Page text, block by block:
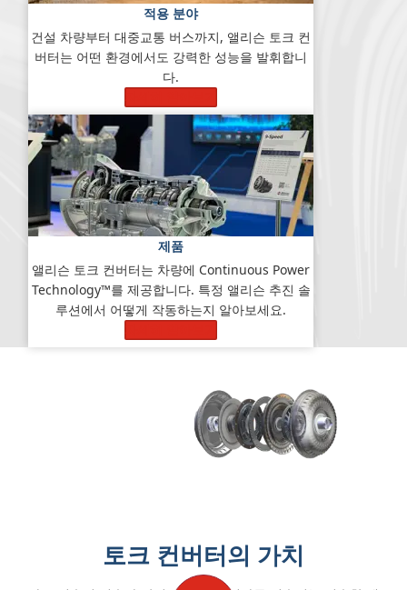
적용 분야
건설 차량부터 대중교통 버스까지, 앨리슨 토크 컨
버터는 어떤 환경에서도 강력한 성능을 발휘합니
다.
제품
앨리슨 토크 컨버터는 차량에 Continuous Power
Technology™를 제공합니다. 특정 앨리슨 추진 솔
루션에서 어떻게 작동하는지 알아보세요.
토크 컨버터의 가치